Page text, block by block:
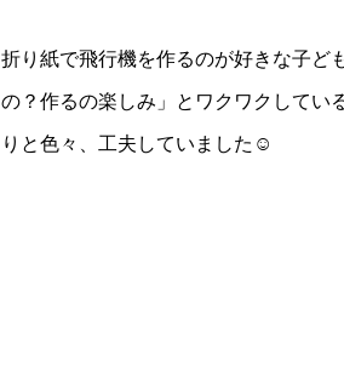
折り紙で飛行機を作るのが好きな子ど
の？作るの楽しみ」とワクワクしてい
りと色々、工夫していました☺️